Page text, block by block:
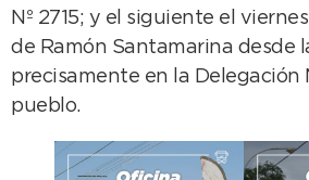
Nº 2715; y el siguiente el
de Ramón Santamarina desde
precisamente en la Delegación
pueblo.